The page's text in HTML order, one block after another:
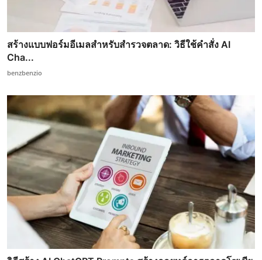
สร้างแบบฟอร์มอีเมลสำหรับสำรวจตลาด: วิธีใช้คำสั่ง AI
Cha...
benzbenzio